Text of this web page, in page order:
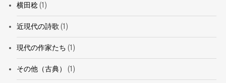
横田稔(1)
近現代の詩歌 (1)
現代の作家たち (1)
その他（古典） (1)